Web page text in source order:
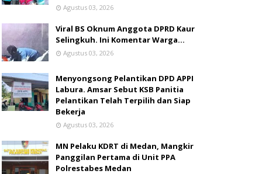
Agustus 03, 2026
Viral BS Oknum Anggota DPRD Kaur
Selingkuh. Ini Komentar Warga…
Agustus 03, 2026
Menyongsong Pelantikan DPD APPI
Labura. Amsar Sebut KSB Panitia
Pelantikan Telah Terpilih dan Siap
Bekerja
Agustus 03, 2026
MN Pelaku KDRT di Medan, Mangkir
Panggilan Pertama di Unit PPA
Polrestabes Medan